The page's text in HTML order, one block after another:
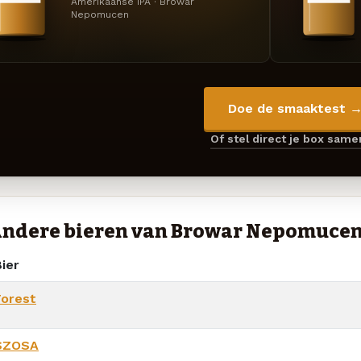
Nepomucen
Doe de smaaktest →
Of stel direct je box
bieren van Browar